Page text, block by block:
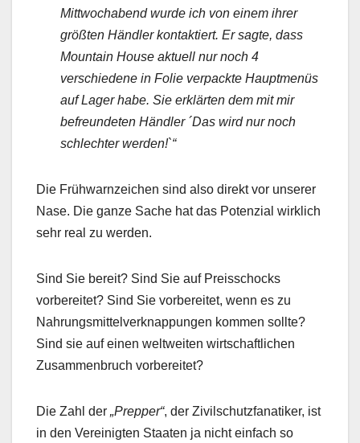
Mittwochabend wurde ich von einem ihrer
größten Händler kontaktiert. Er sagte, dass
Mountain House aktuell nur noch 4
verschiedene in Folie verpackte Hauptmenüs
auf Lager habe. Sie erklärten dem mit mir
befreundeten Händler ´Das wird nur noch
schlechter werden!`“
Die Frühwarnzeichen sind also direkt vor unserer
Nase. Die ganze Sache hat das Potenzial wirklich
sehr real zu werden.
Sind Sie bereit? Sind Sie auf Preisschocks
vorbereitet? Sind Sie vorbereitet, wenn es zu
Nahrungsmittelverknappungen kommen sollte?
Sind sie auf einen weltweiten wirtschaftlichen
Zusammenbruch vorbereitet?
Die Zahl der „Prepper“, der Zivilschutzfanatiker, ist
in den Vereinigten Staaten ja nicht einfach so